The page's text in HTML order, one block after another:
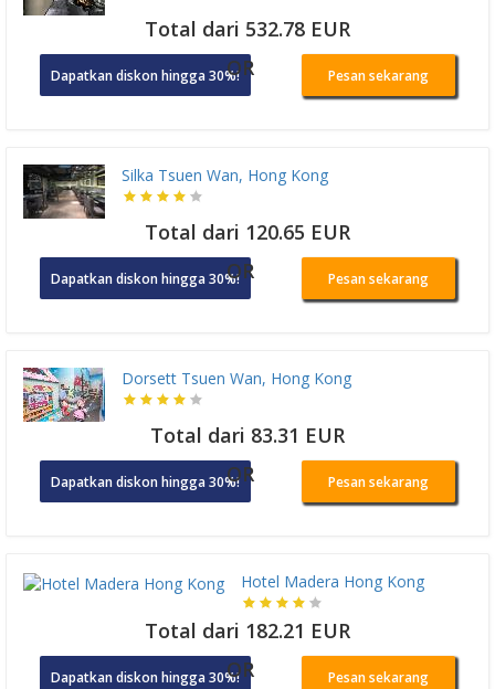
Total dari 532.78 EUR
Dapatkan diskon hingga 30%!OR Pesan sekarang
Silka Tsuen Wan, Hong Kong
Total dari 120.65 EUR
Dapatkan diskon hingga 30%!OR Pesan sekarang
Dorsett Tsuen Wan, Hong Kong
Total dari 83.31 EUR
Dapatkan diskon hingga 30%!OR Pesan sekarang
Hotel Madera Hong Kong
Total dari 182.21 EUR
Dapatkan diskon hingga 30%!OR Pesan sekarang